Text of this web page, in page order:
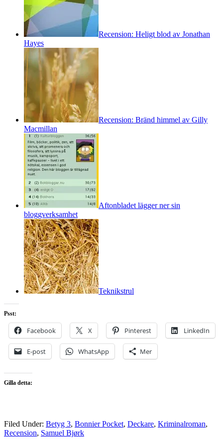
Recension: Heligt blod av Jonathan
Hayes
Recension: Bränd himmel av Gilly
Macmillan
Aftonbladet lägger ner sin
bloggverksamhet
Teknikstrul
Psst:
Facebook X Pinterest LinkedIn
E-post WhatsApp Mer
Gilla detta:
Filed Under: Betyg 3, Bonnier Pocket, Deckare, Kriminalroman,
Recension, Samuel Bjørk